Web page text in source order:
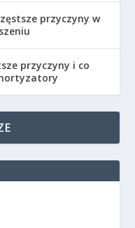
przyczyny w
przyczyny i co